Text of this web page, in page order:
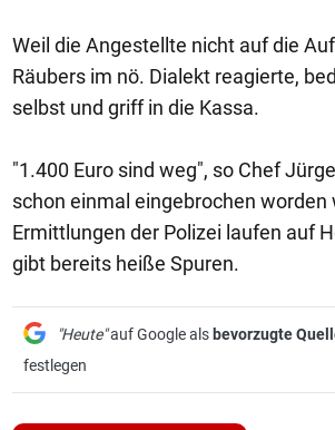
Weil die Angestellte nicht auf die
Räubers im nö. Dialekt reagierte,
selbst und griff in die Kassa.
"1.400 Euro sind weg", so Chef
schon einmal eingebrochen worden
Ermittlungen der Polizei laufen auf
gibt bereits heiße Spuren.
"Heute"auf Google als bevorzugte
festlegen